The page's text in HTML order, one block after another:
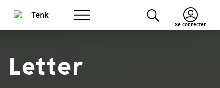
Se connecter
Letter